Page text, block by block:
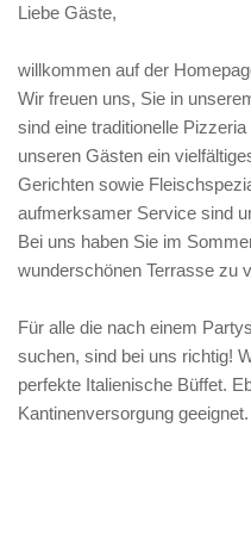
Liebe Gäste,
willkommen auf der
Wir freuen uns, Sie in
sind eine traditionelle
unseren Gästen ein
Gerichten sowie
aufmerksamer Service sind
Bei uns haben Sie im
wunderschönen Terrasse zu
Für alle die nach einem
suchen, sind bei uns richtig!
perfekte Italienische Büffet.
Kantinenversorgung geeignet.